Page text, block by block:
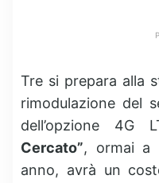
Tre si prepara alla
rimodulazione del
dell’opzione 4G
Cercato”, ormai a
anno, avrà un